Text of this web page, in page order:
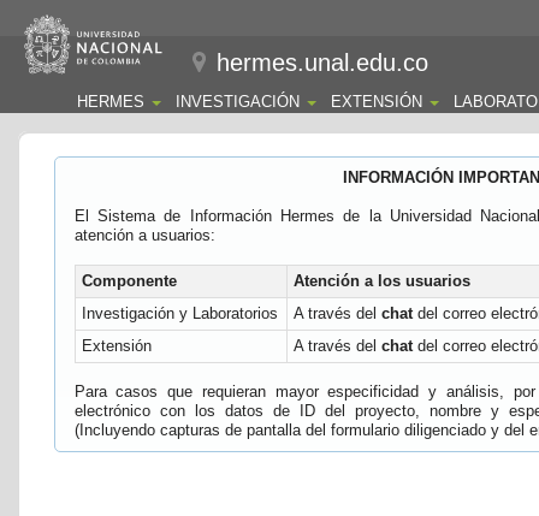
hermes.unal.edu.co
HERMES INVESTIGACIÓN EXTENSIÓN
INFORMACIÓN
El Sistema de Información Hermes de la Universidad
atención a usuarios:
Componente
Atención a los usuarios
Investigación y Laboratorios
A través del chatdel correo
Extensión
A través del chatdel correo
Para casos que requieran mayor especificidad y análisis,
electrónico con los datos de ID del proyecto, nombre y
(Incluyendo capturas de pantalla del formulario diligenciado y del